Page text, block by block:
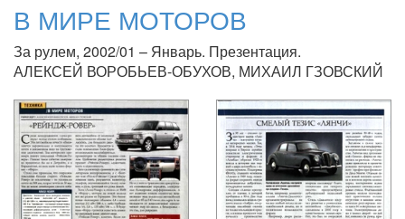
В МИРЕ МОТОРОВ
За рулем, 2002/01 – Январь. Презентация.
АЛЕКСЕЙ ВОРОБЬЕВ-ОБУХОВ, МИХАИЛ ГЗОВСКИЙ